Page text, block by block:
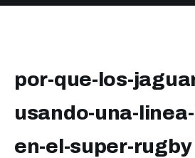
por-que-los-
usando-una-
en-el-super-rugby